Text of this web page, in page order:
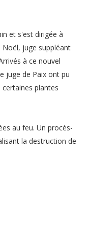
et s'est dirigée à
juge suppléant
à ce nouvel
juge de Paix ont pu
plantes
au feu. Un procès-
la destruction de